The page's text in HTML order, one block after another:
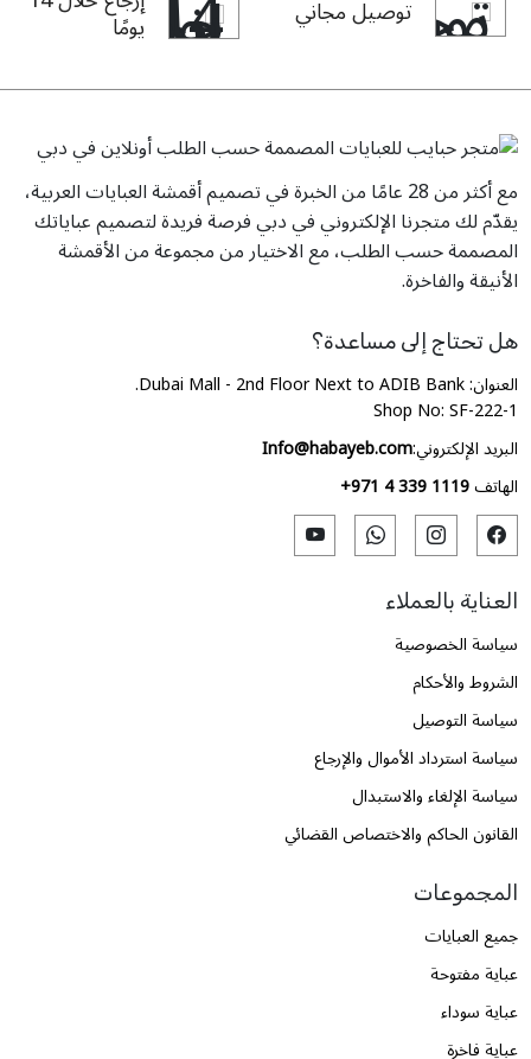
توصيل مجاني يومًا
مع أكثر من 28 عامًا من الخبرة في تصميم أقمشة العبايات العربية،
يقدّم لك متجرنا الإلكتروني في دبي فرصة فريدة لتصميم عباياتك
المصممة حسب الطلب، مع الاختيار من مجموعة من الأقمشة
الأنيقة والفاخرة.
العناية بالعملاء
سياسة الخصوصية
الشروط والأحكام
سياسة التوصيل
سياسة استرداد الأموال والإرجاع
سياسة الإلغاء والاستبدال
القانون الحاكم والاختصاص القضائي
هل تحتاج إلى مساعدة؟
العنوان: Dubai Mall - 2nd Floor Next to ADIB Bank.
Shop No: SF-222-1
البريد الإلكتروني:Info@habayeb.com
الهاتف+971 4 339 1119
المجموعات
جميع العبايات
عباية مفتوحة
عباية سوداء
عباية فاخرة